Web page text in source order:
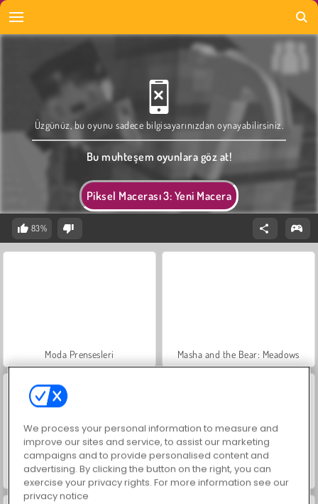
Piksel Macerası 3: Yeni Macera
Üzgünüz, bu oyunu sadece bilgisayarınızdan oynayabilirsiniz.
Bu muhteşem oyunlara göz at!
83%
Moda Prensesleri Masha and the Bear: Meadows
Royal Story Heroes of Myths
We process your personal information to measure and
improve our sites and service, to assist our marketing
campaigns and to provide personalised content and
advertising. By clicking the button on the right, you can
exercise your privacy rights. For more information see our
privacy notice